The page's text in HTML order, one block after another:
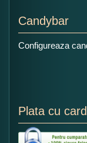
Candybar
Configureaza
Plata cu